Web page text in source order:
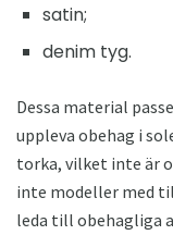
satin;
denim tyg.
Dessa material
uppleva obehag i
torka, vilket inte är
inte modeller med
leda till obehagliga